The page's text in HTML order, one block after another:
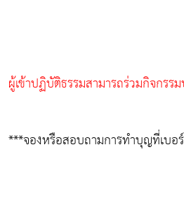
ผู้เข้าปฏิบัติธรรมสามารถร่วมกิจกร
***จองหรือสอบถามการทำบุญที่เบ